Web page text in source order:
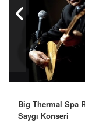
Big Thermal Spa
Saygı Konseri